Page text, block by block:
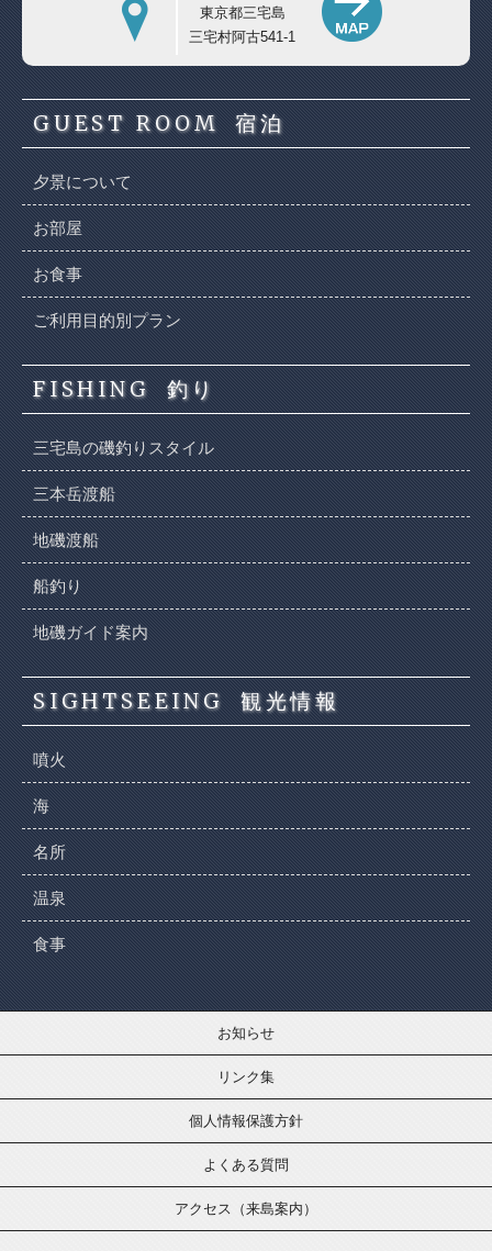
東京都三宅島
三宅村阿古541-1
GUEST ROOM 宿泊
夕景について
お部屋
お食事
ご利用目的別プラン
FISHING 釣り
三宅島の磯釣りスタイル
三本岳渡船
地磯渡船
船釣り
地磯ガイド案内
SIGHTSEEING 観光情報
噴火
海
名所
温泉
食事
お知らせ
リンク集
個人情報保護方針
よくある質問
アクセス（来島案内）